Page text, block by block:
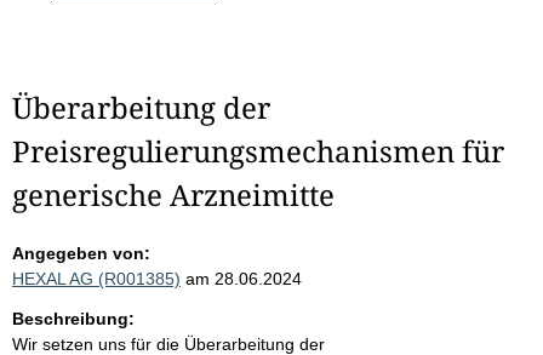
Überarbeitung der
Preisregulierungsmechanismen für
generische Arzneimitte
Angegeben von:
HEXAL AG (R001385) am 28.06.2024
Beschreibung:
Wir setzen uns für die Überarbeitung der